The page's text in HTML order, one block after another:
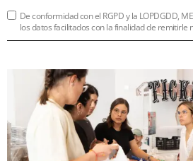
De conformidad con el RGPD y la LOPDGDD,
los datos facilitados con la finalidad de remitirle